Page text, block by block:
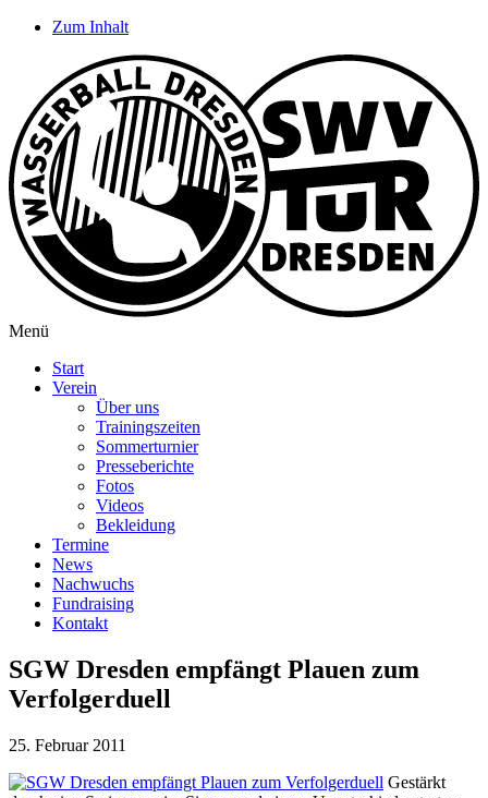
Zum Inhalt
Menü
Start
Verein
Über uns
Trainingszeiten
Sommerturnier
Presseberichte
Fotos
Videos
Bekleidung
Termine
News
Nachwuchs
Fundraising
Kontakt
SGW Dresden empfängt Plauen zum
Verfolgerduell
25. Februar 2011
Gestärkt